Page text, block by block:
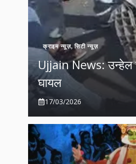
क्राइम न्यूज़,सिटी न्यूज़
Ujjain News: उन्हेल
घायल
17/03/2026